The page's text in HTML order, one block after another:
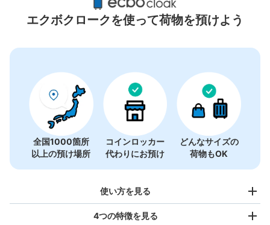
ロッカー
エクボクロークを使って荷物を預けよう
全国1000箇所
以上の預け場所
コインロッカー
代わりにお預け
どんなサイズの
荷物もOK
使い方を見る
4つの特徴を見る